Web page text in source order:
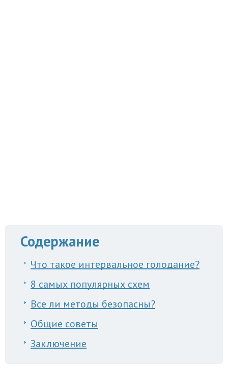
Содержание
Что такое интервальное голодание?
8 самых популярных схем
Все ли методы безопасны?
Общие советы
Заключение